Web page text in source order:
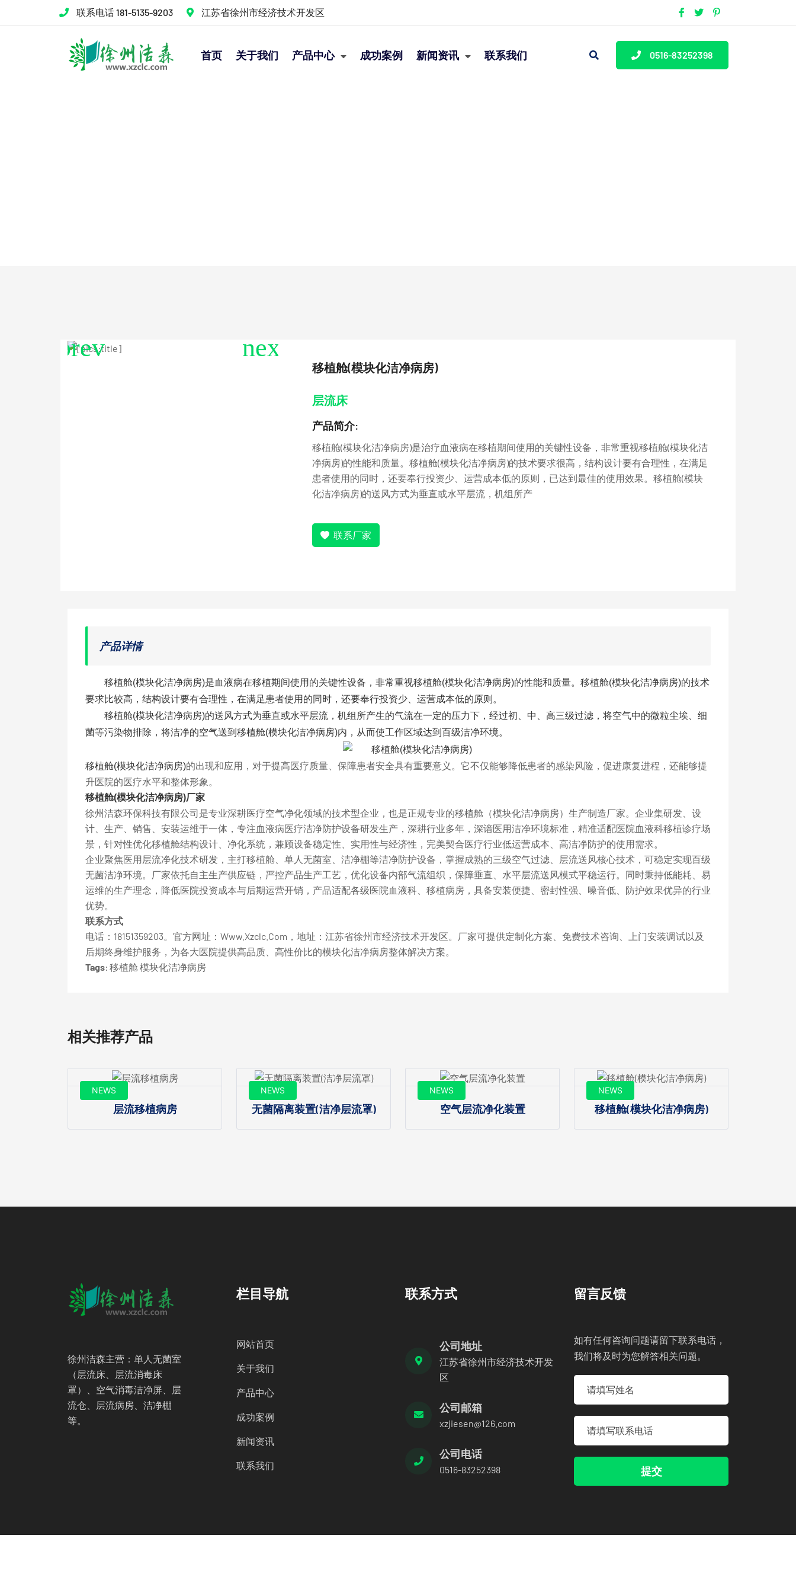
联系电话 181-5135-9203 江苏省徐州市经济技术开发区
首页 关于我们 产品中心 成功案例 新闻资讯 联系我们 0516-83252398
移植舱(模块化洁净病房)
层流床
产品简介:
移植舱(模块化洁净病房)是治疗血液病在移植期间使用的关键性设备，非常重视移植舱(模块化洁
净病房)的性能和质量。移植舱(模块化洁净病房)的技术要求很高，结构设计要有合理性，在满足
患者使用的同时，还要奉行投资少、运营成本低的原则，已达到最佳的使用效果。移植舱(模块
化洁净病房)的送风方式为垂直或水平层流，机组所产
联系厂家
产品详情
移植舱(模块化洁净病房)是血液病在移植期间使用的关键性设备，非常重视移植舱(模块化洁净病房)的性能和质量。移植舱(模块化洁净病房)的技术
要求比较高，结构设计要有合理性，在满足患者使用的同时，还要奉行投资少、运营成本低的原则。
移植舱(模块化洁净病房)的送风方式为垂直或水平层流，机组所产生的气流在一定的压力下，经过初、中、高三级过滤，将空气中的微粒尘埃、细
菌等污染物排除，将洁净的空气送到 移植舱(模块化洁净病房)内，从而使工作区域达到百级洁净环境。
移植舱(模块化洁净病房)的出现和应用，对于提高医疗质量、保障患者安全具有重要意义。它不仅能够降低患者的感染风险，促进康复进程，还能够提
升医院的医疗水平和整体形象。
移植舱(模块化洁净病房)厂家
徐州洁森环保科技有限公司是专业深耕医疗空气净化领域的技术型企业，也是正规专业的移植舱（模块化洁净病房）生产制造厂家。企业集研发、设
计、生产、销售、安装运维于一体，专注血液病医疗洁净防护设备研发生产，深耕行业多年，深谙医用洁净环境标准，精准适配医院血液科移植诊疗场
景，针对性优化移植舱结构设计、净化系统，兼顾设备稳定性、实用性与经济性，完美契合医疗行业低运营成本、高洁净防护的使用需求。
企业聚焦医用层流净化技术研发，主打移植舱、单人无菌室、洁净棚等洁净防护设备，掌握成熟的三级空气过滤、层流送风核心技术，可稳定实现百级
无菌洁净环境。厂家依托自主生产供应链，严控产品生产工艺，优化设备内部气流组织，保障垂直、水平层流送风模式平稳运行。同时秉持低能耗、易
运维的生产理念，降低医院投资成本与后期运营开销，产品适配各级医院血液科、移植病房，具备安装便捷、密封性强、噪音低、防护效果优异的行业
优势。
联系方式
电话：18151359203。官方网址： Www.xzclc.com ，地址：江苏省徐州市经济技术开发区。厂家可提供定制化方案、免费技术咨询、上门安装调试以及
后期终身维护服务，为各大医院提供高品质、高性价比的模块化洁净病房整体解决方案。
Tags: 移植舱模块化洁净病房
相关推荐产品
NEWS
层流移植病房
NEWS
无菌隔离装置(洁净层流罩)
NEWS
空气层流净化装置
NEWS
移植舱(模块化洁净病房)
徐州洁森主营：单人无菌室
（层流床、层流消毒床
罩）、空气消毒洁净屏、层
流仓、层流病房、洁净棚
等。
栏目导航
网站首页
关于我们
产品中心
成功案例
新闻资讯
联系我们
联系方式
公司地址
江苏省徐州市经济技术开发
区
公司邮箱
xzjiesen@126.com
公司电话
0516-83252398
留言反馈
如有任何咨询问题请留下联系电话，
我们将及时为您解答相关问题。
提交